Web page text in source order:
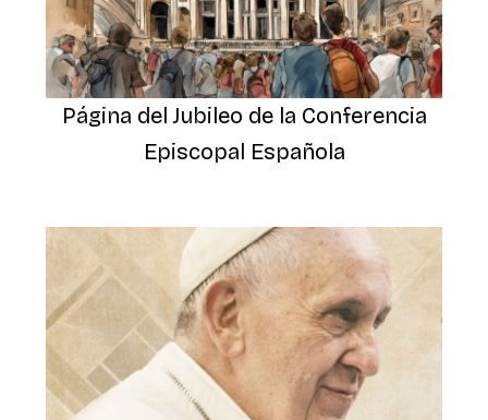
Página del Jubileo de la Conferencia
Episcopal Española